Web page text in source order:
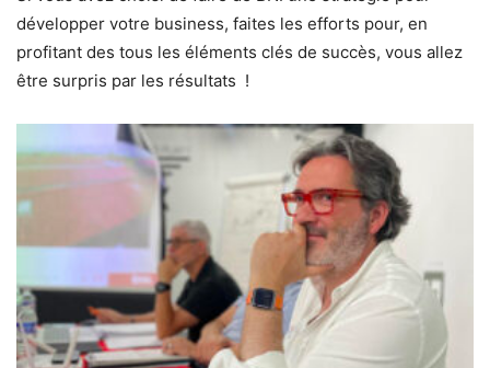
développer votre business, faites les efforts pour, en
profitant des tous les éléments clés de succès, vous allez
être surpris par les résultats !